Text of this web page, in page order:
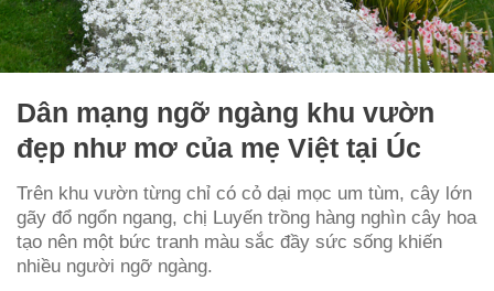
Dân mạng ngỡ ngàng khu vườn
đẹp như mơ của mẹ Việt tại Úc
Trên khu vườn từng chỉ có cỏ dại mọc um tùm, cây lớn
gãy đổ ngổn ngang, chị Luyến trồng hàng nghìn cây hoa
tạo nên một bức tranh màu sắc đầy sức sống khiến
nhiều người ngỡ ngàng.